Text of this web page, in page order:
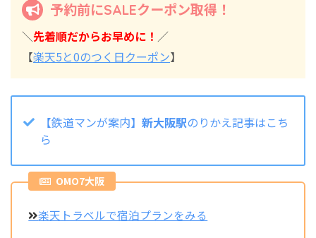
予約前にSALEクーポン取得！
＼先着順だからお早めに！ ／
【楽天5と0のつく日クーポン】
【鉄道マンが案内】 新大阪駅のりかえ記事はこち
ら
OMO7大阪
楽天トラベルで宿泊プランをみる